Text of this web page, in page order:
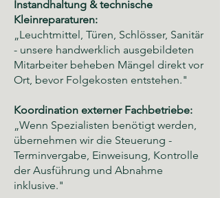
Instandhaltung & technische
Kleinreparaturen:
„Leuchtmittel, Türen, Schlösser, Sanitär
- unsere handwerklich ausgebildeten
Mitarbeiter beheben Mängel direkt vor
Ort, bevor Folgekosten entstehen."
Koordination externer Fachbetriebe:
„Wenn Spezialisten benötigt werden,
übernehmen wir die Steuerung -
Terminvergabe, Einweisung, Kontrolle
der Ausführung und Abnahme
inklusive."